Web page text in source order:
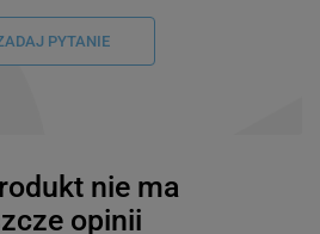
PYTANIE
nie ma
opinii